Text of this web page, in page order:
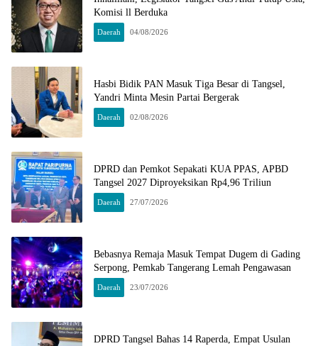
Komisi ll Berduka
Daerah 04/08/2026
Hasbi Bidik PAN Masuk Tiga Besar di Tangsel,
Yandri Minta Mesin Partai Bergerak
Daerah 02/08/2026
DPRD dan Pemkot Sepakati KUA PPAS, APBD
Tangsel 2027 Diproyeksikan Rp4,96 Triliun
Daerah 27/07/2026
Bebasnya Remaja Masuk Tempat Dugem di Gading
Serpong, Pemkab Tangerang Lemah Pengawasan
Daerah 23/07/2026
DPRD Tangsel Bahas 14 Raperda, Empat Usulan